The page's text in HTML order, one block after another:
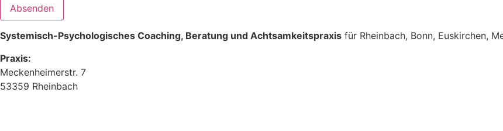
Systemisch-Psychologisches Coaching, Beratung und Achtsamkeitspraxis für Rheinbach, Bonn, Euskirchen,
Praxis:
Meckenheimerstr. 7
53359 Rheinbach